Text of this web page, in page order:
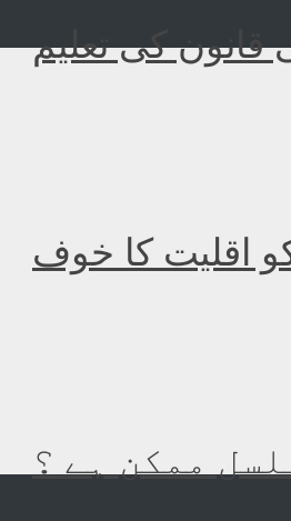
قانون کی تعلیم
اقلیت کا خوف
ممکن ہے ؟